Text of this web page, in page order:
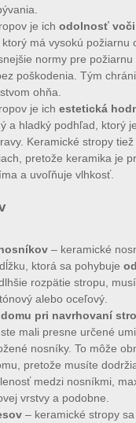
je ich odolnosť voči
má vysokú požiarnu
normy pre
poškodenia. Tým
ohňa.
je ich estetická
a hladký podhľad, ktorý
Keramické stropy
pretože keramika je
a uvoľňuje vlhkosť.
– keramické
ktorá sa pohybuje
rozpätie stropu,
alebo oceľový.
pri navrhovaní
mali presne určené
nosníky. To môže
pretože musíte
medzi nosníkmi,
vrstvy a podobne.
– keramické stropy